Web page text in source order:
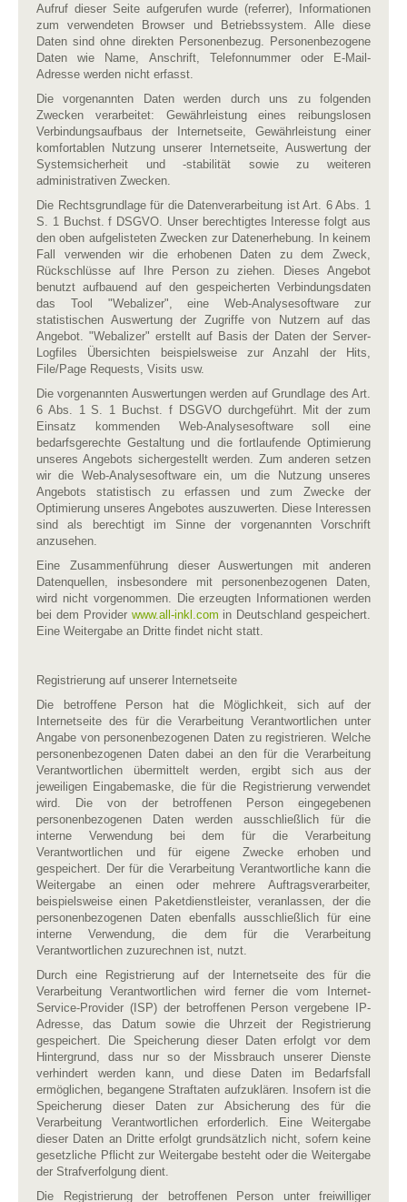
Aufruf dieser Seite aufgerufen wurde (referrer), Informationen
zum verwendeten Browser und Betriebssystem. Alle diese
Daten sind ohne direkten Personenbezug. Personenbezogene
Daten wie Name, Anschrift, Telefonnummer oder E-Mail-
Adresse werden nicht erfasst.
Die vorgenannten Daten werden durch uns zu folgenden
Zwecken verarbeitet: Gewährleistung eines reibungslosen
Verbindungsaufbaus der Internetseite, Gewährleistung einer
komfortablen Nutzung unserer Internetseite, Auswertung der
Systemsicherheit und -stabilität sowie zu weiteren
administrativen Zwecken.
Die Rechtsgrundlage für die Datenverarbeitung ist Art. 6 Abs. 1
S. 1 Buchst. f DSGVO. Unser berechtigtes Interesse folgt aus
den oben aufgelisteten Zwecken zur Datenerhebung. In keinem
Fall verwenden wir die erhobenen Daten zu dem Zweck,
Rückschlüsse auf Ihre Person zu ziehen. Dieses Angebot
benutzt aufbauend auf den gespeicherten Verbindungsdaten
das Tool "Webalizer", eine Web-Analysesoftware zur
statistischen Auswertung der Zugriffe von Nutzern auf das
Angebot. "Webalizer" erstellt auf Basis der Daten der Server-
Logfiles Übersichten beispielsweise zur Anzahl der Hits,
File/Page Requests, Visits usw.
Die vorgenannten Auswertungen werden auf Grundlage des Art.
6 Abs. 1 S. 1 Buchst. f DSGVO durchgeführt. Mit der zum
Einsatz kommenden Web-Analysesoftware soll eine
bedarfsgerechte Gestaltung und die fortlaufende Optimierung
unseres Angebots sichergestellt werden. Zum anderen setzen
wir die Web-Analysesoftware ein, um die Nutzung unseres
Angebots statistisch zu erfassen und zum Zwecke der
Optimierung unseres Angebotes auszuwerten. Diese Interessen
sind als berechtigt im Sinne der vorgenannten Vorschrift
anzusehen.
Eine Zusammenführung dieser Auswertungen mit anderen
Datenquellen, insbesondere mit personenbezogenen Daten,
wird nicht vorgenommen. Die erzeugten Informationen werden
bei dem Provider www.all-inkl.com in Deutschland gespeichert.
Eine Weitergabe an Dritte findet nicht statt.
Registrierung auf unserer Internetseite
Die betroffene Person hat die Möglichkeit, sich auf der
Internetseite des für die Verarbeitung Verantwortlichen unter
Angabe von personenbezogenen Daten zu registrieren. Welche
personenbezogenen Daten dabei an den für die Verarbeitung
Verantwortlichen übermittelt werden, ergibt sich aus der
jeweiligen Eingabemaske, die für die Registrierung verwendet
wird. Die von der betroffenen Person eingegebenen
personenbezogenen Daten werden ausschließlich für die
interne Verwendung bei dem für die Verarbeitung
Verantwortlichen und für eigene Zwecke erhoben und
gespeichert. Der für die Verarbeitung Verantwortliche kann die
Weitergabe an einen oder mehrere Auftragsverarbeiter,
beispielsweise einen Paketdienstleister, veranlassen, der die
personenbezogenen Daten ebenfalls ausschließlich für eine
interne Verwendung, die dem für die Verarbeitung
Verantwortlichen zuzurechnen ist, nutzt.
Durch eine Registrierung auf der Internetseite des für die
Verarbeitung Verantwortlichen wird ferner die vom Internet-
Service-Provider (ISP) der betroffenen Person vergebene IP-
Adresse, das Datum sowie die Uhrzeit der Registrierung
gespeichert. Die Speicherung dieser Daten erfolgt vor dem
Hintergrund, dass nur so der Missbrauch unserer Dienste
verhindert werden kann, und diese Daten im Bedarfsfall
ermöglichen, begangene Straftaten aufzuklären. Insofern ist die
Speicherung dieser Daten zur Absicherung des für die
Verarbeitung Verantwortlichen erforderlich. Eine Weitergabe
dieser Daten an Dritte erfolgt grundsätzlich nicht, sofern keine
gesetzliche Pflicht zur Weitergabe besteht oder die Weitergabe
der Strafverfolgung dient.
Die Registrierung der betroffenen Person unter freiwilliger